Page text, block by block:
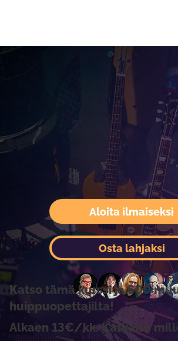
Aloita ilmaiseksi
Katso tämä kurssi ja 600
huippuopettajilta!
Alkaen 13€/kk. Katkaise
Osta lahjaksi